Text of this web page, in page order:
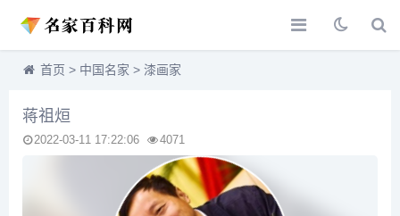
首页 > 中国名家 > 漆画家
蒋祖烜
2022-03-11 17:22:06 4071